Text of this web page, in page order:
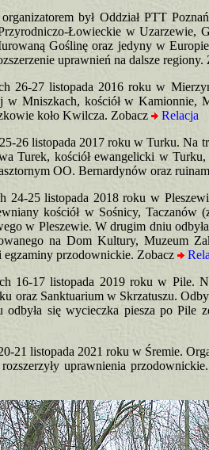
był Oddział PTT
Łowieckie w
Goślinę oraz jedyny w
uprawnień na dalsze regiony.
26-27 listopada 2016 roku w
Mniszkach, kościół w Kamionnie,
koło Kwilcza. Zobacz
Relacja
listopada 2017 roku w Turku. Na
Turek, kościół ewangelicki w
OO. Bernardynów oraz
25 listopada 2018 roku w
kościół w Sośnicy, Taczanów
w Pleszewie. W drugim dniu
na Dom Kultury, Muzeum
przodownickie. Zobacz
16-17 listopada 2019 roku w Pile.
oraz Sanktuarium w Skrzatuszu.
się wycieczka piesza po Pile
listopada 2021 roku w Śremie.
uprawnienia